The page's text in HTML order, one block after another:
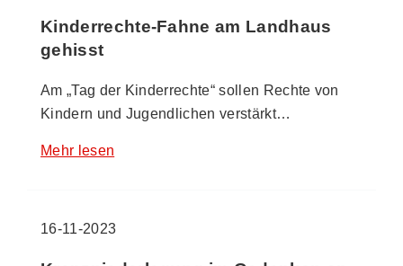
Kinderrechte-Fahne am Landhaus
gehisst
Am „Tag der Kinderrechte“ sollen Rechte von
Kindern und Jugendlichen verstärkt…
Mehr lesen
16-11-2023